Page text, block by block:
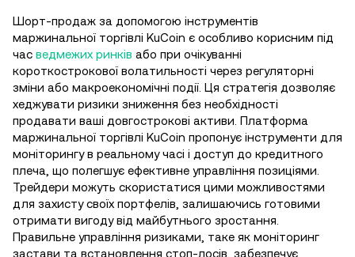
Шорт-продаж за допомогою інструментів
маржинальної торгівлі KuCoin є особливо корисним під
час ведмежих ринків або при очікуванні
короткострокової волатильності через регуляторні
зміни або макроекономічні події. Ця стратегія дозволяє
хеджувати ризики зниження без необхідності
продавати ваші довгострокові активи. Платформа
маржинальної торгівлі KuCoin пропонує інструменти для
моніторингу в реальному часі і доступ до кредитного
плеча, що полегшує ефективне управління позиціями.
Трейдери можуть скористатися цими можливостями
для захисту своїх портфелів, залишаючись готовими
отримати вигоду від майбутнього зростання.
Правильне управління ризиками, таке як моніторинг
застави та встановлення стоп-лосів, забезпечує